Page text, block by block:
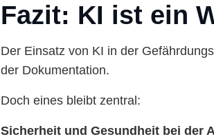
Fazit: KI ist ein
Der Einsatz von KI in der
der Dokumentation.
Doch eines bleibt zentral:
Sicherheit und Gesundheit bei der